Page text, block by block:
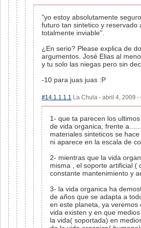
"yo estoy absolutamente
futuro tan sintetico y reservado
totalmente inviable".
¿En serio? Please explica de
argumentos. José Elias al
y tu solo las niegas pero sin
-10 para juas juas :P
#14.1.1.1.1 La Chula - abril 4, 2009
1- que ta parecen los
de vida organica, frente
materiales sinteticos se
ni aparece en la escala de
2- mientras que la vida
misma , el soporte artificial (
constante mantenimiento y
3- la vida organica ha
de años que se adapta a
en este planeta, ya
vida existen y en que
la vida( soportada) en